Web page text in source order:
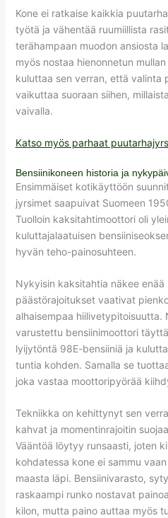
Kone ei ratkaise kaikkia
työtä ja vähentää ruumiillista
terähampaan muodon ansiosta
myös nostaa hienonnetun
kuluttaa sen verran, että valinta
vaikuttaa suoraan siihen,
vaivalla.
Katso myös parhaat
Bensiinikoneen historia ja
Ensimmäiset kotikäyttöön
jyrsimet saapuivat Suomeen
Tuolloin kaksitahtimoottori oli
kuluttajalaatuisen
hyvän teho-painosuhteen.
Nykyisin kaksitahtia näkee enää
päästörajoitukset vaativat
alhaisempaa hiilivetypitoisuutta.
varustettu bensiinimoottori
lyijytöntä 98E-bensiiniä ja
tuntia kohden. Samalla se
joka vastaa moottoripyörää
Tekniikka on kehittynyt sen
kahvat ja momentinrajoitin
Vääntöä löytyy runsaasti, joten
kohdatessa kone ei sammu
maasta läpi. Bensiinivarasto,
raskaampi runko nostavat
kilon, mutta paino auttaa myös